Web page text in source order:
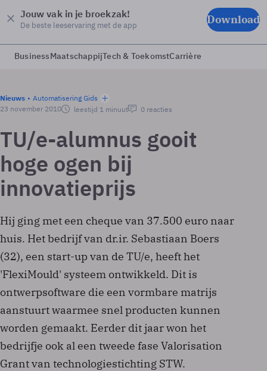
Jouw vak in je broekzak!
De beste leeservaring met de app Download
BusinessMaatschappijTech & ToekomstCarrière
Nieuws
Automatisering Gids
23 november 2010
leestijd 1 minuut 0 reacties
TU/e-alumnus gooit
hoge ogen bij
innovatieprijs
Hij ging met een cheque van 37.500 euro naar
huis. Het bedrijf van dr.ir. Sebastiaan Boers
(32), een start-up van de TU/e, heeft het
'FlexiMould' systeem ontwikkeld. Dit is
ontwerpsoftware die een vormbare matrijs
aanstuurt waarmee snel producten kunnen
worden gemaakt. Eerder dit jaar won het
bedrijfje ook al een tweede fase Valorisation
Grant van technologiestichting STW.